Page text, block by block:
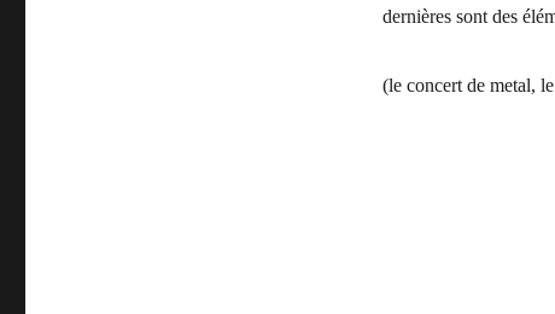
dernières sont des
(le concert de metal,